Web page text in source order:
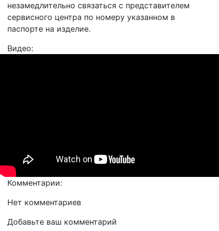
незамедлительно связаться с представителем
сервисного центра по номеру указанном в
паспорте на изделие.
Видео:
Комментарии:
Нет комментариев
Добавьте ваш комментарий